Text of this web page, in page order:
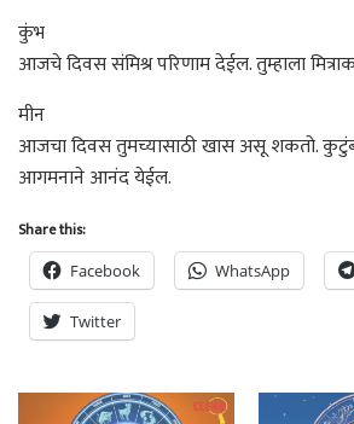
कुंभ
आजचे दिवस संमिश्र परिणाम देईल. तुम्हाला
मीन
आजचा दिवस तुमच्यासाठी खास असू शकतो.
आगमनाने आनंद येईल.
Share this:
Facebook WhatsApp
Twitter